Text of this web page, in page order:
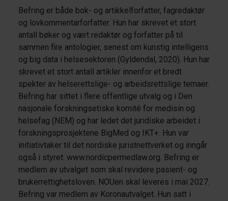
Befring er både bok- og artikkelforfatter, fagredaktør
og lovkommentarforfatter. Hun har skrevet et stort
antall bøker og vært redaktør og forfatter på til
sammen fire antologier, senest om kunstig intelligens
og big data i helsesektoren (Gyldendal, 2020). Hun har
skrevet et stort antall artikler innenfor et bredt
spekter av helserettslige- og arbeidsrettslige temaer.
Befring har sittet i flere offentlige utvalg og i Den
nasjonale forskningsetiske komité for medisin og
helsefag (NEM) og har ledet det juridiske arbeidet i
forskningsprosjektene BigMed og IKT+. Hun var
initiativtaker til det nordiske juristnettverket og inngår
også i styret: www.nordicpermedlaw.org. Befring er
medlem av utvalget som skal revidere pasient- og
brukerrettighetsloven. NOUen skal leveres i mai 2027.
Befring var medlem av Koronautvalget. Hun satt i